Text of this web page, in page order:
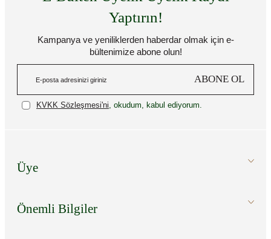
Yaptırın!
Kampanya ve yeniliklerden haberdar olmak için e-
bültenimize abone olun!
ABONE OL
KVKK Sözleşmesi'ni , okudum, kabul ediyorum.
Üye
Önemli Bilgiler